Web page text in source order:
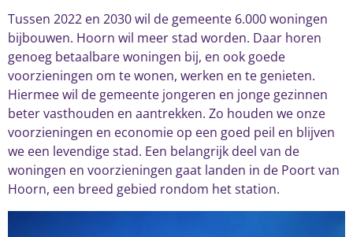
Tussen 2022 en 2030 wil de gemeente 6.000 woningen
bijbouwen. Hoorn wil meer stad worden. Daar horen
genoeg betaalbare woningen bij, en ook goede
voorzieningen om te wonen, werken en te genieten.
Hiermee wil de gemeente jongeren en jonge gezinnen
beter vasthouden en aantrekken. Zo houden we onze
voorzieningen en economie op een goed peil en blijven
we een levendige stad. Een belangrijk deel van de
woningen en voorzieningen gaat landen in de Poort van
Hoorn, een breed gebied rondom het station.